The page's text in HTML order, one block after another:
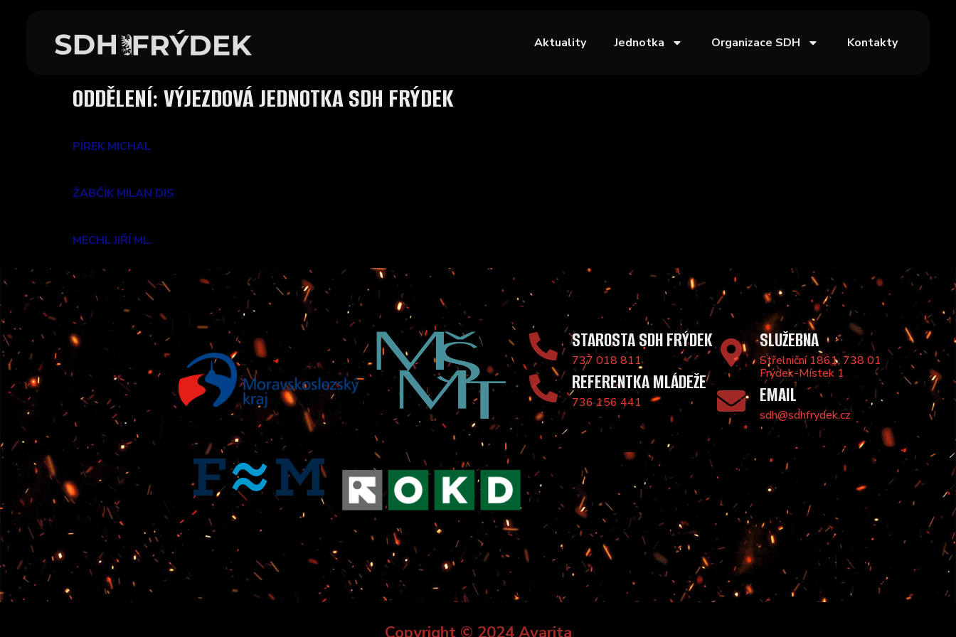
Aktuality Jednotka Organizace SDH Kontakty
ODDĚLENÍ:VÝJEZDOVÁ JEDNOTKA SDH FRÝDEK
PÍREK MICHAL
ŽABČÍK MILAN DIS
MECHL JIŘÍ ML.
SLUŽEBNA
Střelniční 1861, 738 01
Frýdek-Místek 1
EMAIL
sdh@sdhfrydek.cz
STAROSTA SDH FRÝDEK
737 018 811
REFERENTKA MLÁDEŽE
736 156 441
Copyright © 2024 Avarita